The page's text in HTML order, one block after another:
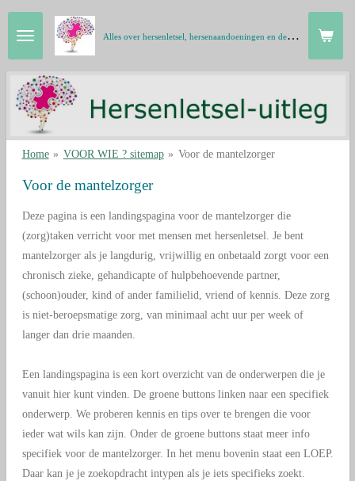
Ga
direct
naar
hoofdinhoud
A
lles over hersenletsel, hersenaandoeningen en de hersenen in gewone taal
Home » VOOR WIE ? sitemap » Voor de mantelzorger
Voor de mantelzorger
Deze pagina is een landingspagina voor de mantelzorger die
(zorg)taken verricht voor met mensen met hersenletsel. Je bent
mantelzorger als je langdurig, vrijwillig en onbetaald zorgt voor een
chronisch zieke, gehandicapte of hulpbehoevende partner,
(schoon)ouder, kind of ander familielid, vriend of kennis. Deze zorg
is niet-beroepsmatige zorg, van minimaal acht uur per week of
langer dan drie maanden.
Een landingspagina is een kort overzicht van de onderwerpen die je
vanuit hier kunt vinden. De groene buttons linken naar een specifiek
onderwerp. We proberen kennis en tips over te brengen die voor
ieder wat wils kan zijn. Onder de groene buttons staat meer info
specifiek voor de mantelzorger. In het menu bovenin staat een LOEP.
Daar kan je je zoekopdracht intypen als je iets specifieks zoekt.